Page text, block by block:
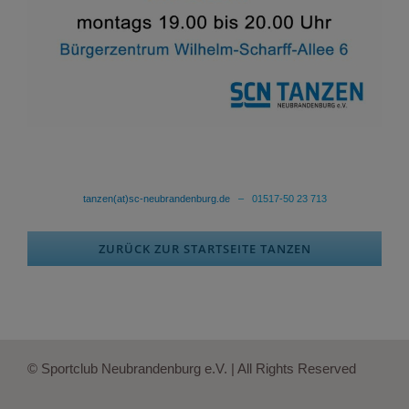
tanzen(at)sc-neubrandenburg.de– 01517-50 23 713
ZURÜCK ZUR STARTSEITE TANZEN
© Sportclub Neubrandenburg e.V. | All Rights Reserved